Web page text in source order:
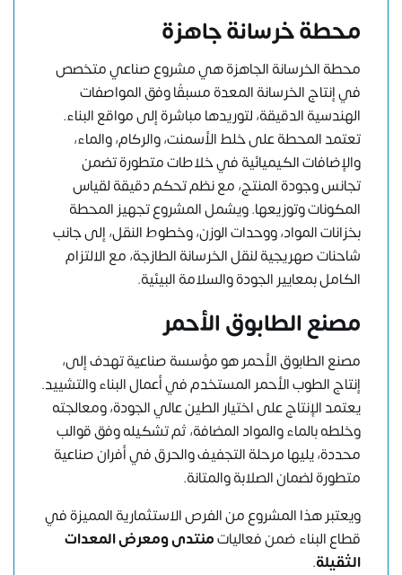
محطة خرسانة جاهزة
محطة الخرسانة الجاهزة هي مشروع صناعي متخصص
في إنتاج الخرسانة المعدة مسبقًا وفق المواصفات
الهندسية الدقيقة، لتوريدها مباشرة إلى مواقع البناء.
تعتمد المحطة على خلط الأسمنت، والركام، والماء،
والإضافات الكيميائية في خلاطات متطورة تضمن
تجانس وجودة المنتج، مع نظم تحكم دقيقة لقياس
المكونات وتوزيعها. ويشمل المشروع تجهيز المحطة
بخزانات المواد، ووحدات الوزن، وخطوط النقل، إلى جانب
شاحنات صهريجية لنقل الخرسانة الطازجة، مع الالتزام
الكامل بمعايير الجودة والسلامة البيئية.
مصنع الطابوق الأحمر
مصنع الطابوق الأحمر هو مؤسسة صناعية تهدف إلى،
إنتاج الطوب الأحمر المستخدم في أعمال البناء والتشييد.
يعتمد الإنتاج على اختيار الطين عالي الجودة، ومعالجته
وخلطه بالماء والمواد المضافة، ثم تشكيله وفق قوالب
محددة، يليها مرحلة التجفيف والحرق في أفران صناعية
متطورة لضمان الصلابة والمتانة.
ويعتبر هذا المشروع من الفرص الاستثمارية المميزة في
قطاع البناء ضمن فعالياتمنتدى ومعرض المعدات
الثقيلة.